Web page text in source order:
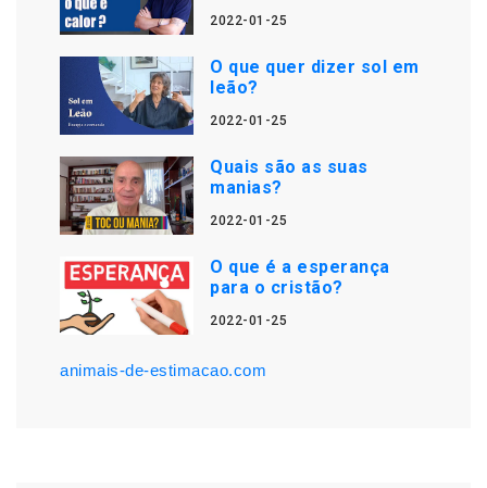
2022-01-25
O que quer dizer sol em
leão?
2022-01-25
Quais são as suas
manias?
2022-01-25
O que é a esperança
para o cristão?
2022-01-25
animais-de-estimacao.com